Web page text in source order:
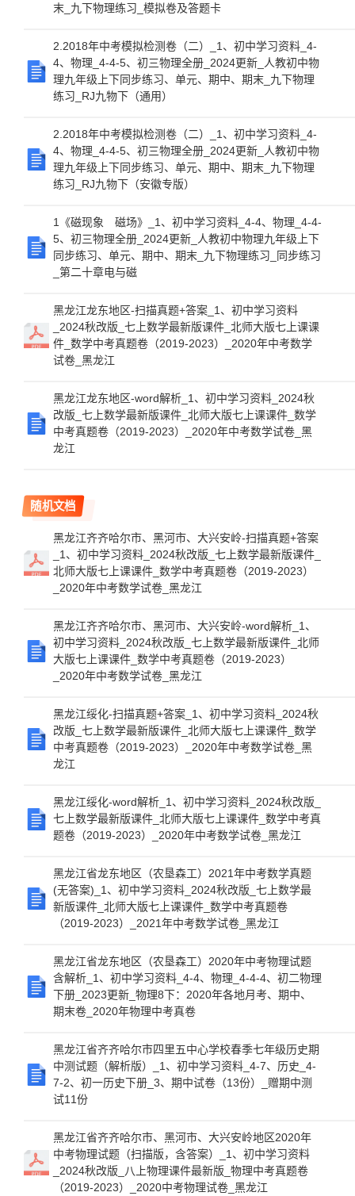
末_九下物理练习_模拟卷及答题卡
2.2018年中考模拟检测卷（二）_1、初中学习资料_4-
4、物理_4-4-5、初三物理全册_2024更新_人教初中物
理九年级上下同步练习、单元、期中、期末_九下物理
练习_RJ九物下（通用）
2.2018年中考模拟检测卷（二）_1、初中学习资料_4-
4、物理_4-4-5、初三物理全册_2024更新_人教初中物
理九年级上下同步练习、单元、期中、期末_九下物理
练习_RJ九物下（安徽专版）
1《磁现象 磁场》_1、初中学习资料_4-4、物理_4-4-
5、初三物理全册_2024更新_人教初中物理九年级上下
同步练习、单元、期中、期末_九下物理练习_同步练习
_第二十章电与磁
黑龙江龙东地区-扫描真题+答案_1、初中学习资料
_2024秋改版_七上数学最新版课件_北师大版七上课课
件_数学中考真题卷（2019-2023）_2020年中考数学
试卷_黑龙江
黑龙江龙东地区-word解析_1、初中学习资料_2024秋
改版_七上数学最新版课件_北师大版七上课课件_数学
中考真题卷（2019-2023）_2020年中考数学试卷_黑
龙江
随机文档
黑龙江齐齐哈尔市、黑河市、大兴安岭-扫描真题+答案
_1、初中学习资料_2024秋改版_七上数学最新版课件_
北师大版七上课课件_数学中考真题卷（2019-2023）
_2020年中考数学试卷_黑龙江
黑龙江齐齐哈尔市、黑河市、大兴安岭-word解析_1、
初中学习资料_2024秋改版_七上数学最新版课件_北师
大版七上课课件_数学中考真题卷（2019-2023）
_2020年中考数学试卷_黑龙江
黑龙江绥化-扫描真题+答案_1、初中学习资料_2024秋
改版_七上数学最新版课件_北师大版七上课课件_数学
中考真题卷（2019-2023）_2020年中考数学试卷_黑
龙江
黑龙江绥化-word解析_1、初中学习资料_2024秋改版_
七上数学最新版课件_北师大版七上课课件_数学中考真
题卷（2019-2023）_2020年中考数学试卷_黑龙江
黑龙江省龙东地区（农垦森工）2021年中考数学真题
(无答案)_1、初中学习资料_2024秋改版_七上数学最
新版课件_北师大版七上课课件_数学中考真题卷
（2019-2023）_2021年中考数学试卷_黑龙江
黑龙江省龙东地区（农垦森工）2020年中考物理试题
含解析_1、初中学习资料_4-4、物理_4-4-4、初二物理
下册_2023更新_物理8下：2020年各地月考、期中、
期末卷_2020年物理中考真卷
黑龙江省齐齐哈尔市四里五中心学校春季七年级历史期
中测试题（解析版）_1、初中学习资料_4-7、历史_4-
7-2、初一历史下册_3、期中试卷（13份）_赠期中测
试11份
黑龙江省齐齐哈尔市、黑河市、大兴安岭地区2020年
中考物理试题（扫描版，含答案）_1、初中学习资料
_2024秋改版_八上物理课件最新版_物理中考真题卷
（2019-2023）_2020中考物理试卷_黑龙江